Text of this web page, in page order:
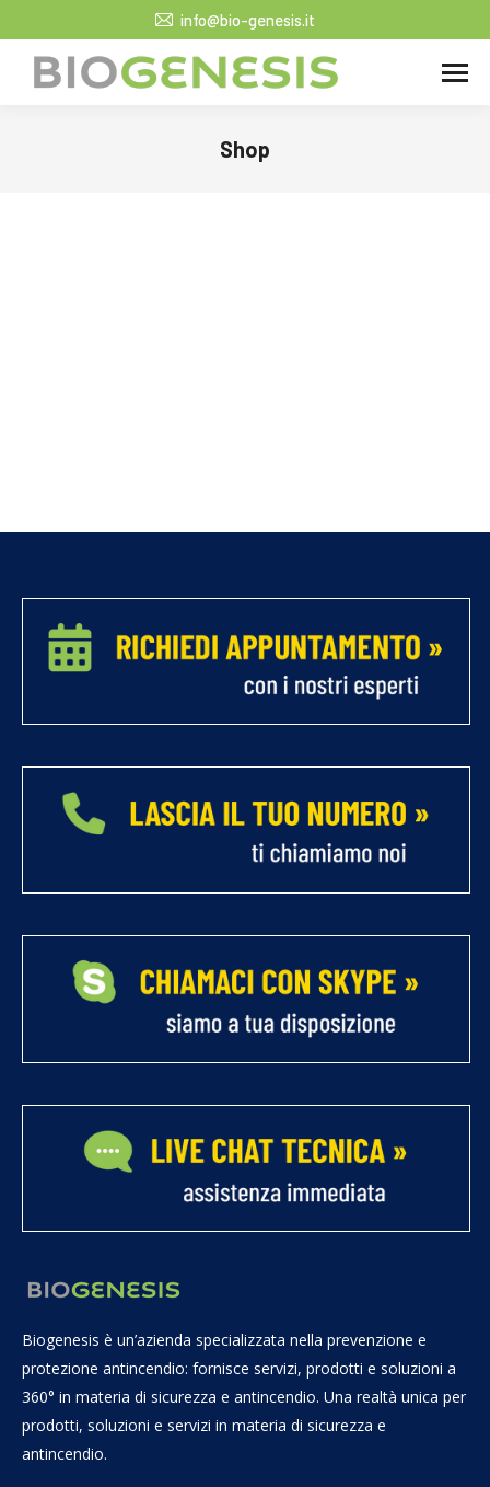
info@bio-genesis.it
Shop
Biogenesis è un’azienda specializzata nella prevenzione e
protezione antincendio: fornisce servizi, prodotti e soluzioni a
360° in materia di sicurezza e antincendio. Una realtà unica per
prodotti, soluzioni e servizi in materia di sicurezza e
antincendio.